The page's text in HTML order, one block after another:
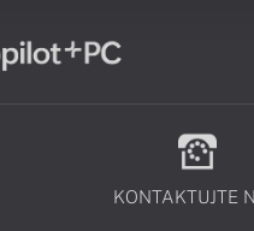
KONTAKTUJTE